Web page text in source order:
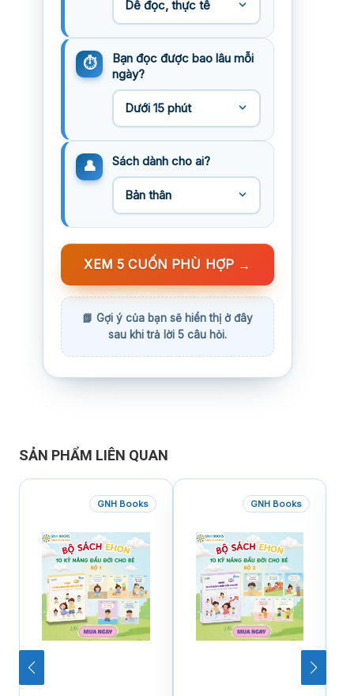
Bạn đọc được bao lâu mỗi
ngày?
Sách dành cho ai?
XEM 5 CUỐN PHÙ HỢP →
SẢN PHẨM LIÊN QUAN
GNH Books GNH Books